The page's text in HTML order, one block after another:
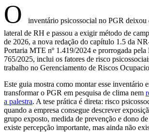
O
inventário psicossocial no PGR deixou
lateral de RH e passou a exigir método de
de 2026, a nova redação do capítulo 1.5 da
Portaria MTE nº 1.419/2024 e prorrogada pela
765/2025, inclui os fatores de risco
trabalho no Gerenciamento de Riscos
Este guia mostra como montar esse inventário
transformar o PGR em pesquisa de clima nem
a palestra. A tese prática é direta: risco
quando a empresa consegue descrever
grupo exposto, medida de prevenção e dono
existe percepção importante, mas ainda não